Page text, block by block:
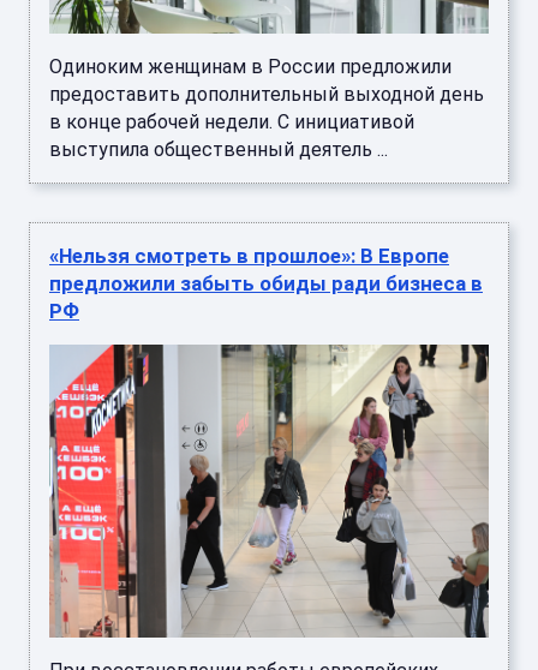
Одиноким женщинам в России предложили
предоставить дополнительный выходной день
в конце рабочей недели. С инициативой
выступила общественный деятель ...
«Нельзя смотреть в прошлое»: В Европе
предложили забыть обиды ради бизнеса в
РФ